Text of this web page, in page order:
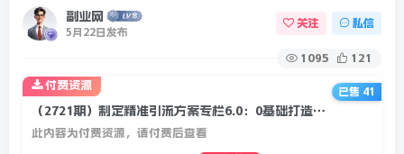
副业网
5月22日发布
关注 私信
1095 121
（2721期）制定精准引流方案专栏6.0：0基础打造被动引流系统（价值1380元）
此内容为付费资源，请付费后查看
付费资源
已售 41